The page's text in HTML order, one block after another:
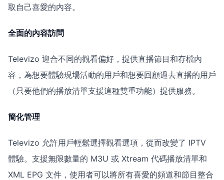
取自己喜愛的內容。
全面的內容訪問
Televizo 迎合不同的觀看偏好，提供直播節目和存檔內
容，為想要體驗現場活動的用戶和想要回顧過去直播的用戶
（只要他們的播放清單支援這種雙重功能）提供服務。
簡化管理
Televizo 允許用戶輕鬆選擇觀看選項，從而改變了 IPTV
體驗。支援無限數量的 M3U 或 Xtream 代碼播放清單和
XML EPG 文件，使用者可以將所有喜愛的頻道和節目整合